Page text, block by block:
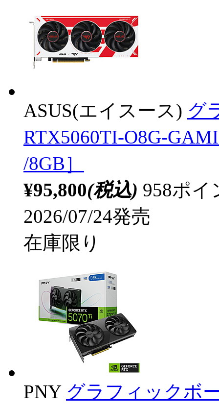
ASUS(エイスース) グ
RTX5060TI-O8G-
/8GB］
¥95,800(税込) 958ポ
2026/07/24発売
在庫限り
PNY グラフィックボ